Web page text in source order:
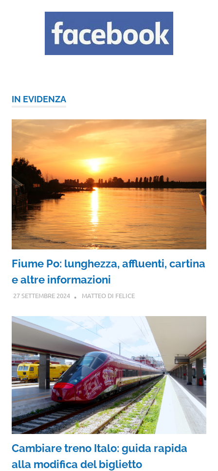
IN EVIDENZA
Fiume Po: lunghezza, affluenti, cartina
e altre informazioni
27 SETTEMBRE 2024 MATTEO DI FELICE
Cambiare treno Italo: guida rapida
alla modifica del biglietto